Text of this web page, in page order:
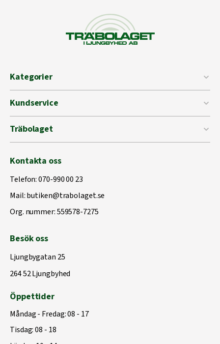
Kategorier
Kundservice
Träbolaget
Kontakta oss
Telefon:070-990 00 23
Mail:butiken@trabolaget.se
Org. nummer: 559578-7275
Besök oss
Ljungbygatan 25
264 52 Ljungbyhed
Öppettider
Måndag - Fredag: 08 - 17
Tisdag: 08 - 18